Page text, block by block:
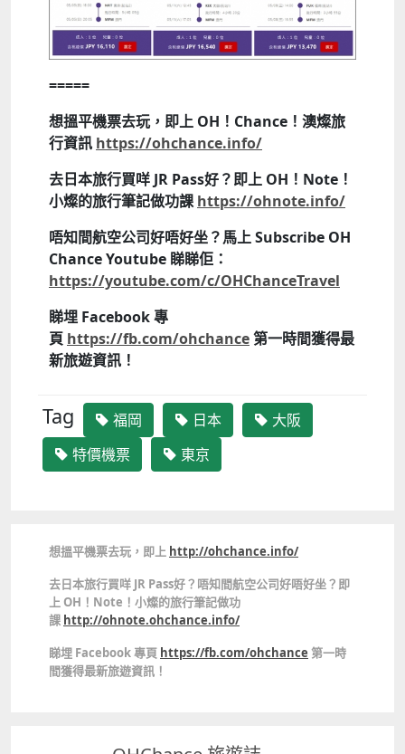
=====
想搵平機票去玩，即上 OH！Chance！澳燦旅
行資訊 https://ohchance.info/
去日本旅行買咩 JR Pass好？即上 OH！Note！
小燦的旅行筆記做功課 https://ohnote.info/
唔知間航空公司好唔好坐？馬上 Subscribe OH
Chance Youtube 睇睇佢：
https://youtube.com/c/OHChanceTravel
睇埋 Facebook 專
頁 https://fb.com/ohchance第一時間獲得最
新旅遊資訊！
Tag 福岡 日本
大阪
特價機票
東京
想搵平機票去玩，即上 http://ohchance.info/
去日本旅行買咩 JR Pass好？唔知間航空公司好唔好坐？即
上 OH！Note！小燦的旅行筆記做功
課 http://ohnote.ohchance.info/
睇埋 Facebook 專頁 https://fb.com/ohchance 第一時
間獲得最新旅遊資訊！